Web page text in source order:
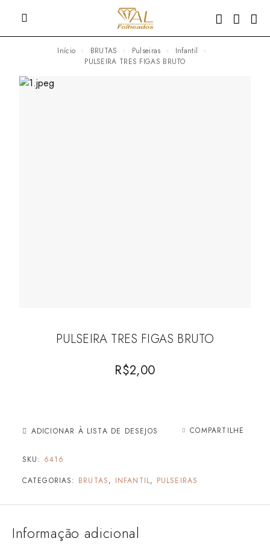
Início BRUTAS Pulseiras
Infantil
PULSEIRA TRES FIGAS BRUTO
PULSEIRA TRES FIGAS BRUTO
R$2,00
ADICIONAR À LISTA DE DESEJOS COMPARTILHE
SKU: 6416
CATEGORIAS: BRUTAS, INFANTIL, PULSEIRAS
Informação adicional